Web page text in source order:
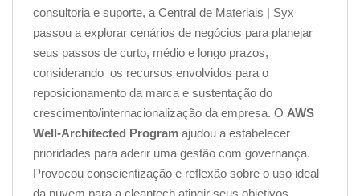
consultoria e suporte, a Central de Materiais | Syx
passou a explorar cenários de negócios para planejar
seus passos de curto, médio e longo prazos,
considerando os recursos envolvidos para o
reposicionamento da marca e sustentação do
crescimento/internacionalização da empresa. O AWS
Well-Architected Program ajudou a estabelecer
prioridades para aderir uma gestão com governança.
Provocou conscientização e reflexão sobre o uso ideal
da nuvem para a cleantech atingir seus objetivos